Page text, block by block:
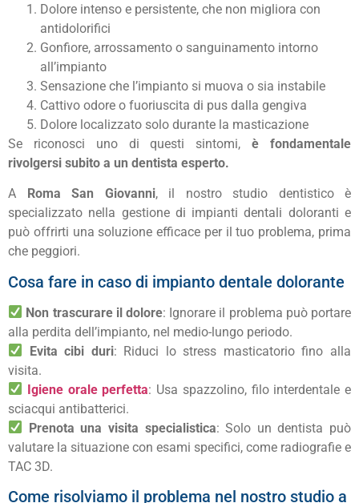
Dolore intenso e persistente, che non migliora con
antidolorifici
Gonfiore, arrossamento o sanguinamento intorno
all’impianto
Sensazione che l’impianto si muova o sia instabile
Cattivo odore o fuoriuscita di pus dalla gengiva
Dolore localizzato solo durante la masticazione
Se riconosci uno di questi sintomi,è fondamentale
rivolgersi subito a un dentista esperto.
A Roma San Giovanni, il nostro studio dentistico è
specializzato nella gestione di impianti dentali doloranti e
può offrirti una soluzione efficace per il tuo problema, prima
che peggiori.
Cosa fare in caso di impianto dentale dolorante
Non trascurare il dolore: Ignorare il problema può portare
alla perdita dell’impianto, nel medio-lungo periodo.
Evita cibi duri: Riduci lo stress masticatorio fino alla
visita.
Igiene orale perfetta: Usa spazzolino, filo interdentale e
sciacqui antibatterici.
Prenota una visita specialistica: Solo un dentista può
valutare la situazione con esami specifici, come radiografie e
TAC 3D.
Come risolviamo il problema nel nostro studio a